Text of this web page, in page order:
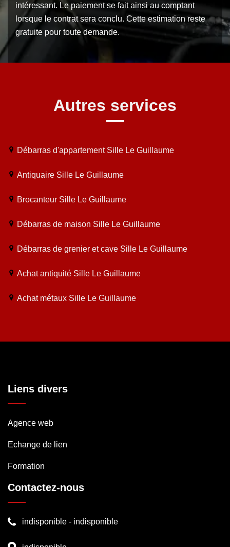
intéressant. Le paiement se fait ainsi au comptant
lorsque le contrat sera conclu. Cette estimation reste
gratuite pour toute demande.
Autres services
Débarras d'appartement Sille Le Guillaume
Antiquaire Sille Le Guillaume
Brocanteur Sille Le Guillaume
Débarras de maison Sille Le Guillaume
Débarras de grenier et cave Sille Le Guillaume
Achat antiquité Sille Le Guillaume
Achat métaux Sille Le Guillaume
Liens divers
Agence web
Echange de lien
Formation
Contactez-nous
indisponible - indisponible